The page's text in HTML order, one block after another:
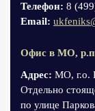
Телефон: 8
Email:
Офис в МО,
Адрес: МО, г.о.
Отдельно
по улице